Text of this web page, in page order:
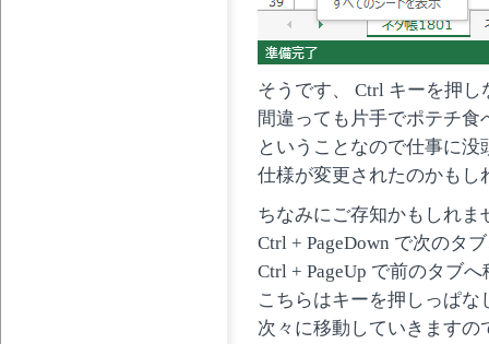
そうです、 Ctrl キーを押
間違っても片手でポテチ
ということなので仕事に没
仕様が変更されたのかもし
ちなみにご存知かもしれま
Ctrl + PageDown で次のタ
Ctrl + PageUp で前のタブ
こちらはキーを押しっぱな
次々に移動していきますの